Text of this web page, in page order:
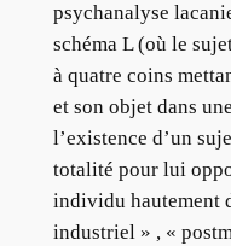
psychanalyse
schéma L (où le
à quatre coins
et son objet dans
l’existence d’un
totalité pour lui
individu hautement
industriel » , «